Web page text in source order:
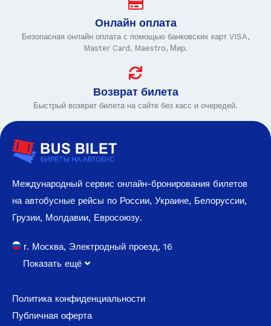
Онлайн оплата
Безопасная онлайн оплата с помощью банковских карт VISA,
Master Card, Maestro, Мир.
Возврат билета
Быстрый возврат билета на сайте без касс и очередей.
Международный сервис онлайн-бронирования билетов
на автобусные рейсы по России, Украине, Белоруссии,
Грузии, Молдавии, Евросоюзу.
г. Москва, Электродный проезд, 16
Показать ещё
Политика конфиденциальности
Публичная оферта